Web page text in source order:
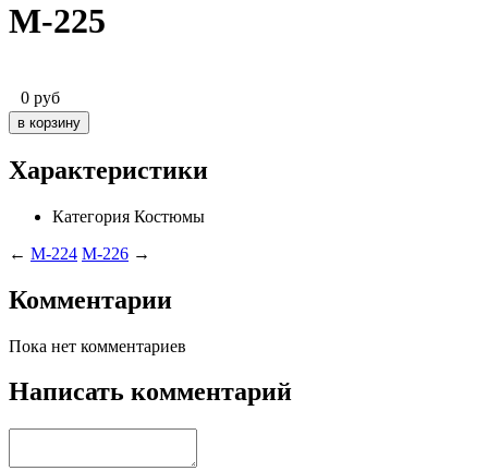
M-225
0 руб
Характеристики
Категория Костюмы
← M-224 M-226 →
Комментарии
Пока нет комментариев
Написать комментарий